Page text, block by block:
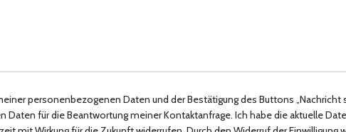
personenbezogenen Daten und der Bestätigung des Buttons
Daten für die Beantwortung meiner Kontaktanfrage. Ich habe die aktuelle